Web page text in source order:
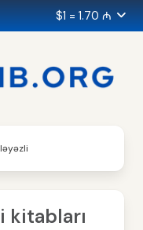
$1 = 1.70 ₼
kitabları